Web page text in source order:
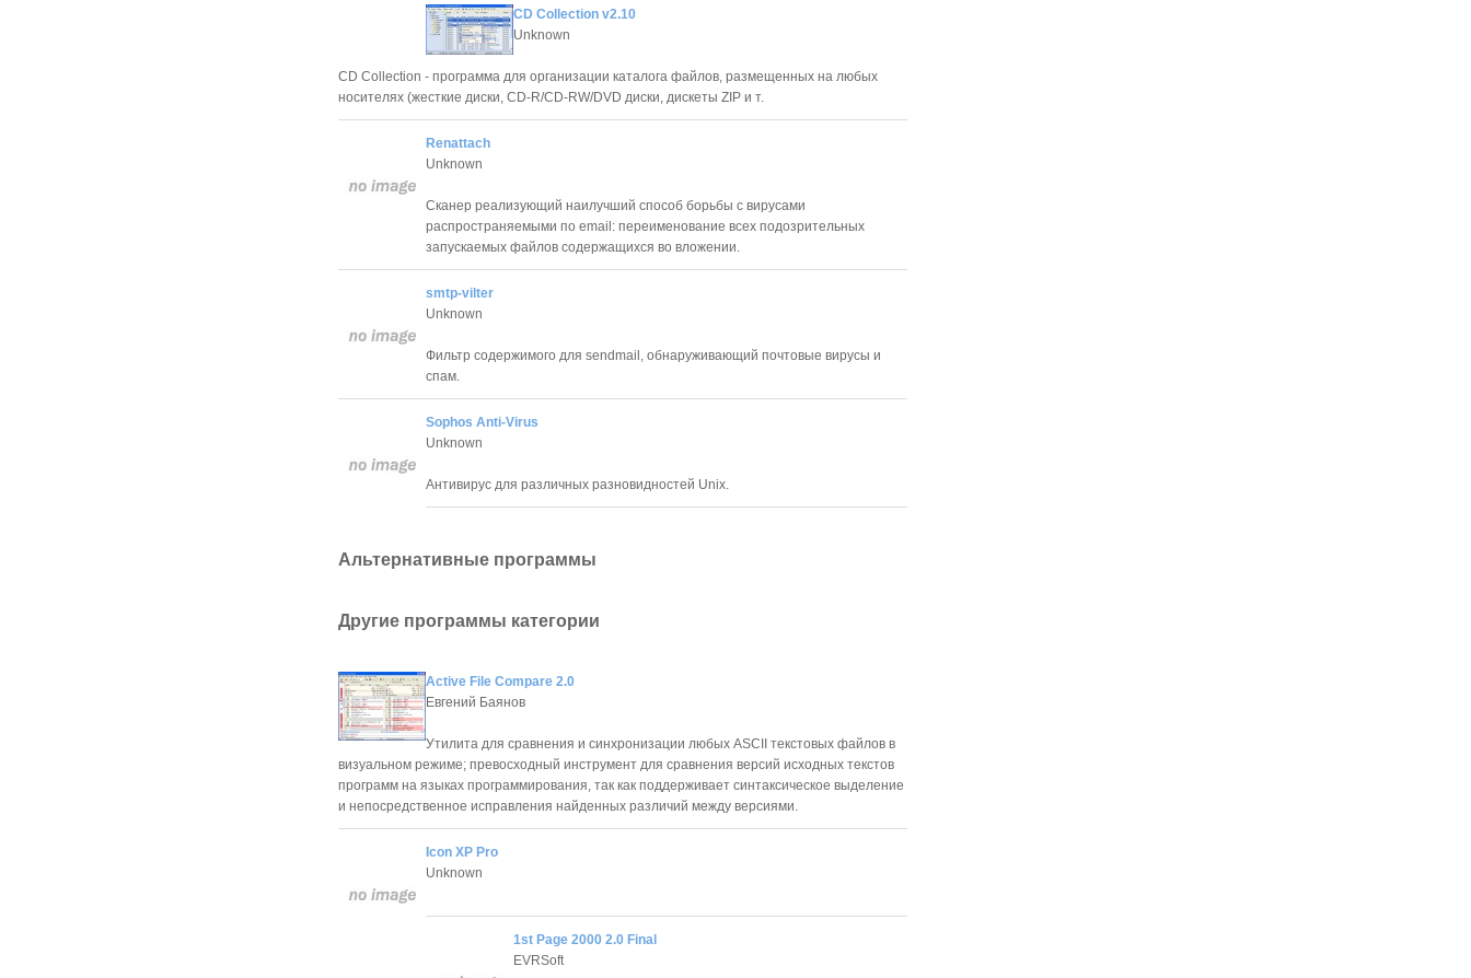
CD Collection v2.10
Unknown
CD Collection - программа для организации каталога файлов, размещенных на любых
носителях (жесткие диски, CD-R/CD-RW/DVD диски, дискеты ZIP и т.
Renattach
Unknown
Сканер реализующий наилучший способ борьбы с вирусами
распространяемыми по email: переименование всех подозрительных
запускаемых файлов содержащихся во вложении.
smtp-vilter
Unknown
Фильтр содержимого для sendmail, обнаруживающий почтовые вирусы и
спам.
Sophos Anti-Virus
Unknown
Антивирус для различных разновидностей Unix.
Альтернативные программы
Другие программы категории
Active File Compare 2.0
Евгений Баянов
Утилита для сравнения и синхронизации любых ASCII текстовых файлов в
визуальном режиме; превосходный инструмент для сравнения версий исходных текстов
программ на языках программирования, так как поддерживает синтаксическое выделение
и непосредственное исправления найденных различий между версиями.
Icon XP Pro
Unknown
1st Page 2000 2.0 Final
EVRSoft